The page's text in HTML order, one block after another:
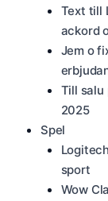
Text till
ackord
Jem o
Till salu
2025
Spel
sport
Wow